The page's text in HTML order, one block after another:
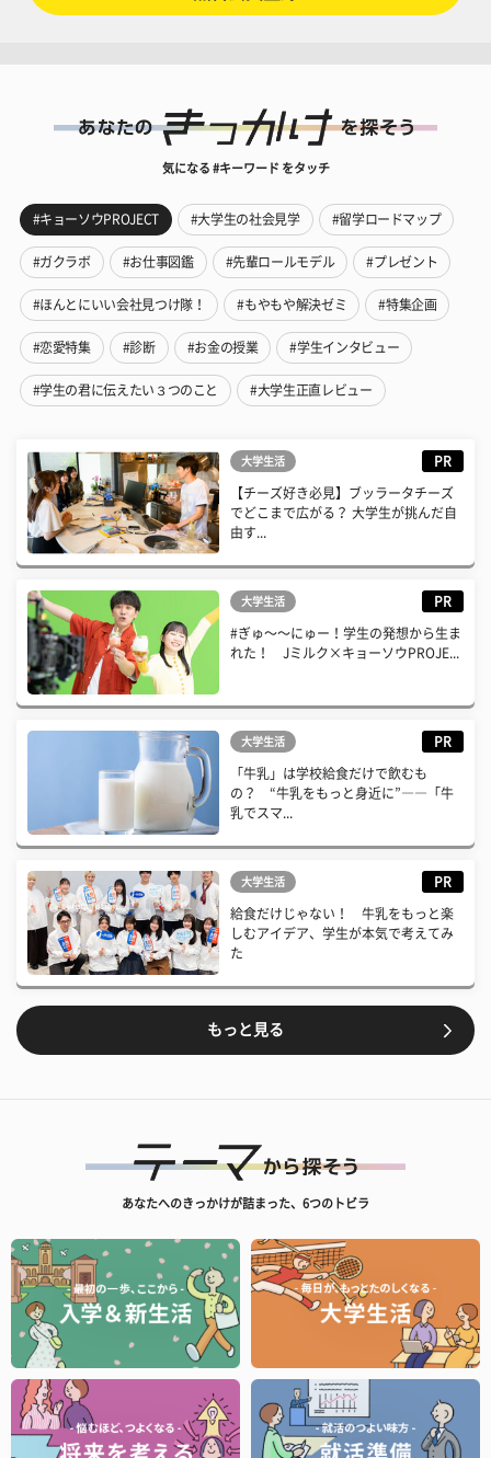
気になる #キーワード をタッチ
#キョーソウPROJECT #大学生の社会見学 #留学ロードマップ
#ガクラボ #お仕事図鑑 #先輩ロールモデル #プレゼント
#ほんとにいい会社見つけ隊！ #もやもや解決ゼミ #特集企画
#恋愛特集 #診断 #お金の授業 #学生インタビュー
#学生の君に伝えたい３つのこと #大学生正直レビュー
大学生活 PR
【チーズ好き必見】ブッラータチーズ
でどこまで広がる？ 大学生が挑んだ自
由す...
大学生活 PR
#ぎゅ〜〜にゅー！学生の発想から生ま
れた！ Jミルク×キョーソウPROJE...
大学生活 PR
「牛乳」は学校給食だけで飲むも
の？ “牛乳をもっと身近に”――「牛
乳でスマ...
大学生活 PR
給食だけじゃない！ 牛乳をもっと楽
しむアイデア、学生が本気で考えてみ
た
もっと見る
あなたへのきっかけが詰まった、6つのトビラ